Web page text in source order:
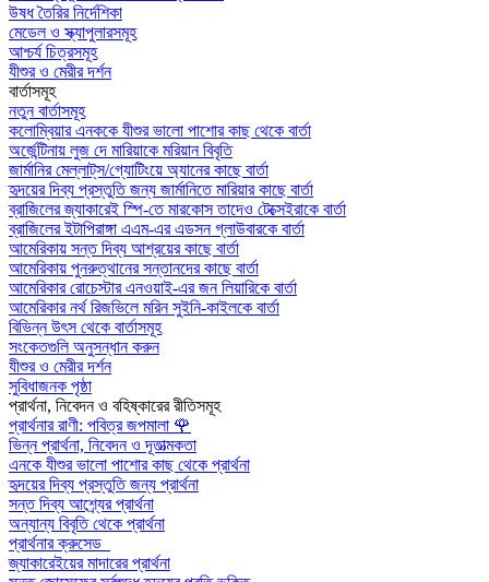
উষধ তৈরির নির্দেশিকা
মেডেল ও স্ক্যাপুলারসমূহ
আশ্চর্য চিত্রসমূহ
যীশুর ও মেরীর দর্শন
বার্তাসমূহ
নতুন বার্তাসমূহ
কলোম্বিয়ার এনককে যীশুর ভালো পাশোর কাছ থেকে বার্তা
অর্জেন্টিনায় লুজ দে মারিয়াকে মরিয়ান বিবৃতি
জার্মানির মেল্লাট্‌স/গ্যোটিংয়ে অ্যানের কাছে বার্তা
হৃদয়ের দিব্য প্রস্তুতি জন্য জার্মানিতে মারিয়ার কাছে বার্তা
ব্রাজিলের জ্যাকারেই স্পি-তে মারকোস তাদেও টেক্সেইরাকে বার্তা
ব্রাজিলের ইটাপিরাঙ্গা এএম-এর এডসন গ্লাউবারকে বার্তা
আমেরিকায় সন্ত দিব্য আশ্রয়ের কাছে বার্তা
আমেরিকায় পুনরুত্থানের সন্তানদের কাছে বার্তা
আমেরিকার রোচেস্টার এনওয়াই-এর জন লিয়ারিকে বার্তা
আমেরিকার নর্থ রিজভিলে মরিন সুইনি-কাইলকে বার্তা
বিভিন্ন উৎস থেকে বার্তাসমূহ
সংকেতগুলি অনুসন্ধান করুন
যীশুর ও মেরীর দর্শন
সুবিধাজনক পৃষ্ঠা
প্রার্থনা, নিবেদন ও বহিষ্কারের রীতিসমূহ
প্রার্থনার রাণী: পবিত্র জপমালা 🌹
ভিন্ন প্রার্থনা, নিবেদন ও দূতাত্মকতা
এনকে যীশুর ভালো পাশোর কাছ থেকে প্রার্থনা
হৃদয়ের দিব্য প্রস্তুতি জন্য প্রার্থনা
সন্ত দিব্য আশ্র্যের প্রার্থনা
অন্যান্য বিবৃতি থেকে প্রার্থনা
প্রার্থনার ক্রুসেড
জ্যাকারেইয়ের মাদারের প্রার্থনা